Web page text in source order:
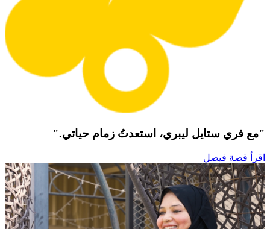
"مع فري ستايل ليبري، استعدتُ زمام حياتي."
اقرأ قصة فيصل